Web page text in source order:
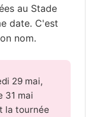
au Stade
date. C'est
nom.
29 mai,
31 mai
la tournée